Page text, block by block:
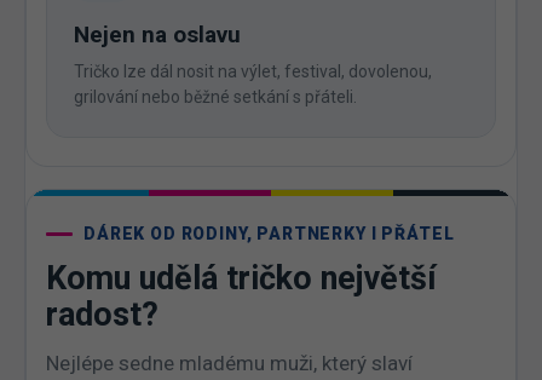
Nejen na oslavu
Tričko lze dál nosit na výlet, festival, dovolenou,
grilování nebo běžné setkání s přáteli.
DÁREK OD RODINY, PARTNERKY I PŘÁTEL
Komu udělá tričko největší
radost?
Nejlépe sedne mladému muži, který slaví